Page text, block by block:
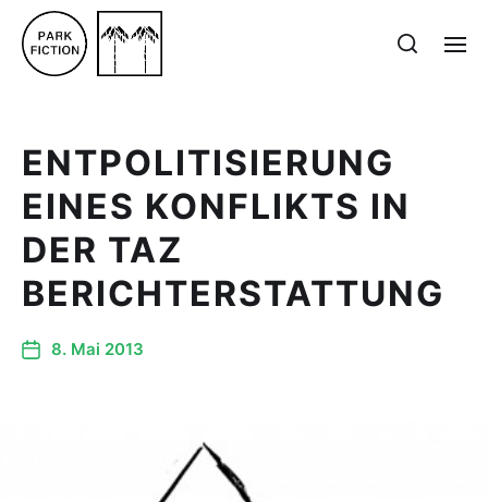
ENTPOLITISIERUNG
EINES KONFLIKTS IN
DER TAZ
BERICHTERSTATTUNG
8. Mai 2013